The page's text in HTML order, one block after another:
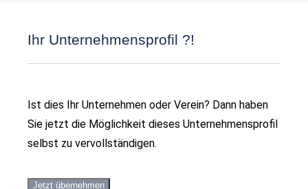
Ihr Unternehmensprofil ?!
Ist dies Ihr Unternehmen oder Verein? Dann haben
Sie jetzt die Möglichkeit dieses Unternehmensprofil
selbst zu vervollständigen.
Jetzt übernehmen